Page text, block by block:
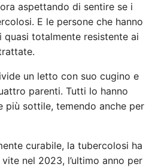
aspettando di sentire se i
E le persone che hanno
totalmente resistente ai
un letto con suo cugino e
parenti. Tutti lo hanno
più sottile, temendo anche per
curabile, la tubercolosi ha
nel 2023, l’ultimo anno per